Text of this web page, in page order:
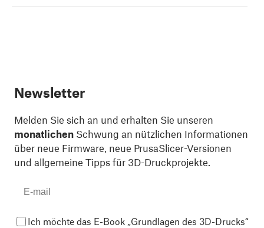
Newsletter
Melden Sie sich an und erhalten Sie unseren
monatlichen Schwung an nützlichen Informationen
über neue Firmware, neue PrusaSlicer-Versionen
und allgemeine Tipps für 3D-Druckprojekte.
Ich möchte das E-Book „Grundlagen des 3D-Drucks“